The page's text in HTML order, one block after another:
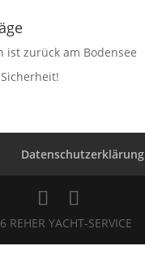
ist zurück am Bodensee
Datenschutzerklärung
REHER YACHT-SERVICE